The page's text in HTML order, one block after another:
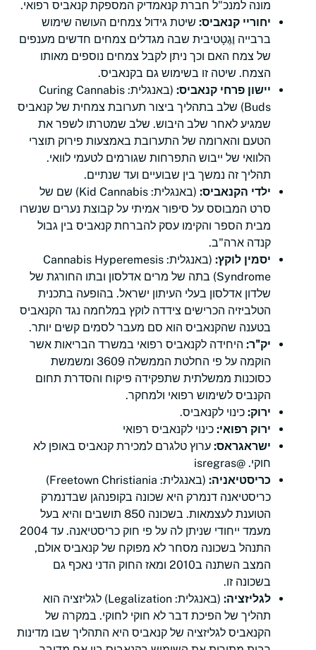
מונה למנכ"ל חברת קנאמדיק המספקת קנאביס רפואי.
יחוריי קנאביס: שיטת גידול צמחים העושה שימוש
ברבייה וֶגֶטָטיבית שבה מגדלים צמחים חדשים מענפים
של צמח האם וכך ניתן לקבל צמחים נוספים מאותו
הצמח. שיטה זו בשימוש גם בקנאביס.
יישון פרחי קנאביס:
(באנגלית: Curing Cannabis
Buds) שלב בתהליך ביצור תערובת צמחית של קנאביס
שמגיע לאחר שלב היבוש. שלב שמטרתו לשפר את
הטעם והארומה של התערובת באמצעות פירוק תוצרי
הלוואי של ייבוש התפרחות שגורמים לטעמי לוואי.
תהליך זה נמשך בין שבועיים ועד שנתיים.
ילדי הקנאביס:
(באנגלית: Kid Cannabis) שם של
סרט המבוסס על סיפור אמיתי על קבוצת נערים שנשרו
מבית הספר והקימו עסק להברחת קנאביס בין גבול
קנדה ארה"ב.
יסמין לוקץ:
(באנגלית: Cannabis Hyperemesis
Syndrome) בתה של מרים אדלסון ובתו החורגת של
שלדון אדלסון בעלי העיתון ישראל. בהופעה בתכנית
הטלביזיה הכרישים צידדה לוקץ במלחמה נגד הקנאביס
בטענה שהקנאביס הוא סם מעבר לסמים קשים יותר.
יק"ר: היחידה לקנאביס רפואי במשרד הבריאות אשר
הוקמה על פי החלטת הממשלה 3609 ומשמשת
כסוכנות ממשלתית שתפקידה פיקוח והסדרת תחום
הקנביס לשימוש רפואי ולמחקר.
ירוק: כינוי לקנאביס.
ירוק רפואי: כינוי לקנאביס רפואי
ישראגראס: ערוץ טלגרם למכירת קנאביס באופן לא
חוקי. @isregras
כריסטיאניה:
(באנגלית: Freetown Christiania)
כריסטיאנה דנמרק היא שכונה בקופנהגן שבדנמרק
הטוענת לעצמאות. בשכונה 850 תושבים והיא בעל
מעמד ייחודי שניתן לה על פי חוק כריסטיאנה. עד 2004
התנהל בשכונה מסחר לא מפוקח של קנאביס אולם,
המצב השתנה ב2010 ומאז החוק הדני נאכף גם
בשכונה זו.
לגליזציה:
(באנגלית: Legalization) לגליזציה הוא
תהליך של הפיכת דבר לא חוקי לחוקי. במקרה של
הקנאביס לגליזציה של קנאביס היא התהליך שבו מדינות